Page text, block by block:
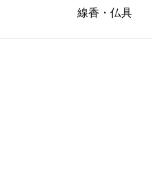
線香・仏具